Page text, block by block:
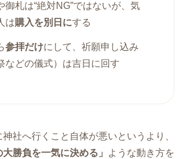
御札は“絶対NG”ではないが、気
は購入を別日にする
参拝だけにして、祈願申し込み
などの儀式）は吉日に回す
社へ行くこと自体が悪いというより、
大勝負を一気に決める」
ような動き方を